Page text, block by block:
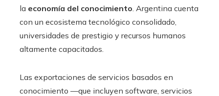
la economía del conocimiento . Argentina cuenta
con un ecosistema tecnológico consolidado,
universidades de prestigio y recursos humanos
altamente capacitados.
Las exportaciones de servicios basados en
conocimiento —que incluyen software, servicios